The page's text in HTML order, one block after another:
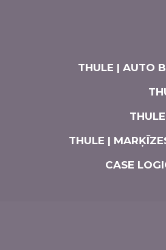
THULE | AUTO
THULE |
CASE